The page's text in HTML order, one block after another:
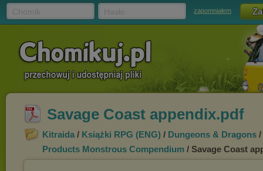
zapomniałem
Savage Coast appendix.pdf
Kitraida / Książki RPG (ENG) / Dungeons & Dragons /
Products Monstrous Compendium / Savage Coast